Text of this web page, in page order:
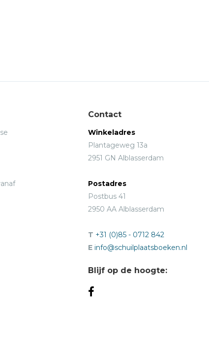
Contact
Winkeladres
Plantageweg 13a
2951 GN Alblasserdam
Postadres
Postbus 41
2950 AA Alblasserdam
T +31 (0)85 - 0712 842
E info@schuilplaatsboeken.nl
Blijf op de hoogte: